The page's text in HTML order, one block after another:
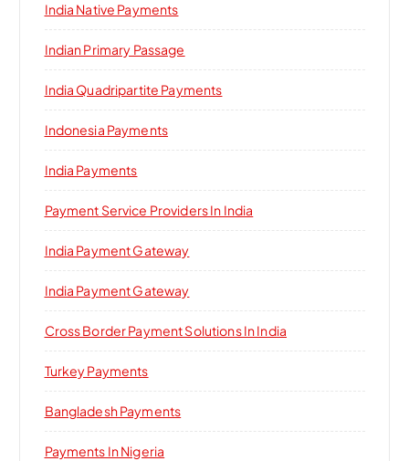
India Native Payments
Indian Primary Passage
India Quadripartite Payments
Indonesia Payments
India Payments
Payment Service Providers In India
India Payment Gateway
India Payment Gateway
Cross Border Payment Solutions In India
Turkey Payments
Bangladesh Payments
Payments In Nigeria